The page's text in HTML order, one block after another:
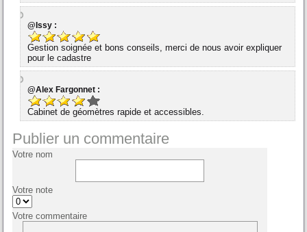
@Issy :
Gestion soignée et bons conseils, merci de nous avoir expliquer
pour le cadastre
@Alex Fargonnet :
Cabinet de géomètres rapide et accessibles.
Publier un commentaire
Votre nom
Votre note
Votre commentaire